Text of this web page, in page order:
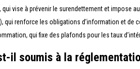
qui vise à prévenir le surendettement et impose
qui renforce les obligations d’information et de
qui fixe des plafonds pour les taux
il soumis à la